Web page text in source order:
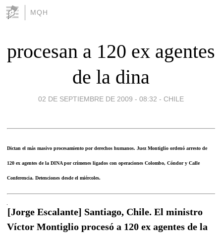
MQH
procesan a 120 ex agentes
de la dina
02 DE SEPTIEMBRE DE 2009 - 08:32 - CHILE
Dictan el más masivo procesamiento por derechos humanos. Juez Montiglio ordenó arresto de
120 ex agentes de la DINA por crímenes ligados con operaciones Colombo, Cóndor y Calle
Conferencia. Detenciones desde el miércoles.
[Jorge Escalante] Santiago, Chile. El ministro
Víctor Montiglio procesó a 120 ex agentes de la